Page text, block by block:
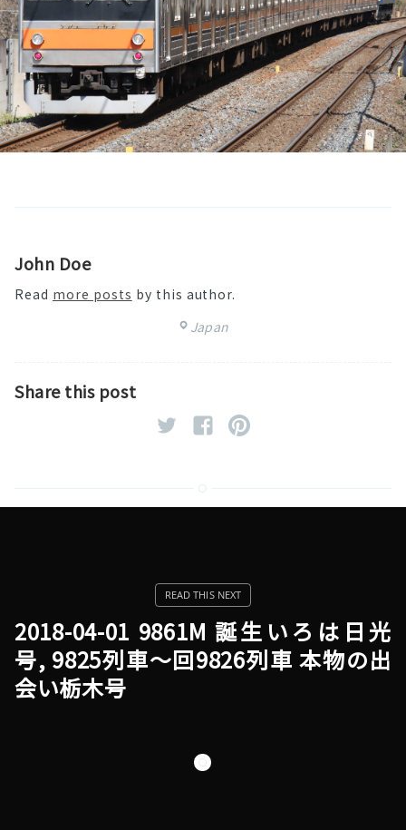
John Doe
Read more posts by this author.
Japan
Share this post
2018-04-01 9861M 誕生いろは日光
号, 9825列車〜回9826列車 本物の出
会い栃木号